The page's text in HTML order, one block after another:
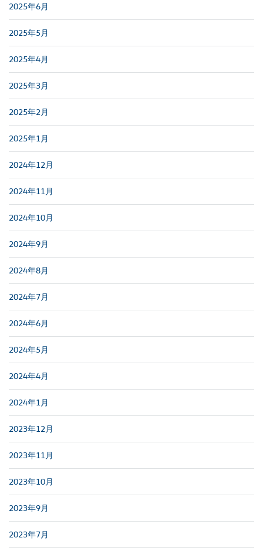
2025年6月
2025年5月
2025年4月
2025年3月
2025年2月
2025年1月
2024年12月
2024年11月
2024年10月
2024年9月
2024年8月
2024年7月
2024年6月
2024年5月
2024年4月
2024年1月
2023年12月
2023年11月
2023年10月
2023年9月
2023年7月